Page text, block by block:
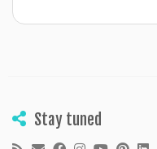
Stay tuned